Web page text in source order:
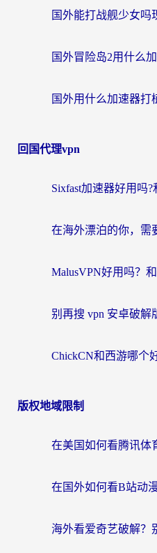
回国代理vpn
版权地域限制